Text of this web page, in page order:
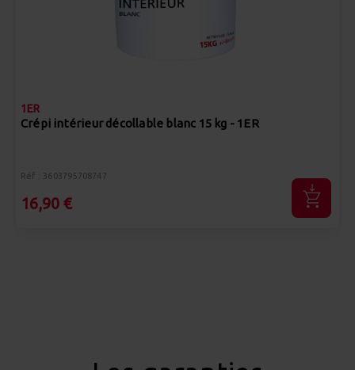
1ER
Crépi intérieur décollable blanc 15 kg - 1ER
Réf : 3603795708747
16,90 €